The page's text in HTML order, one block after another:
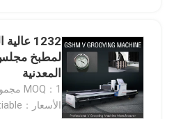
لمطبخ مجلس
المعدنية
MOQ：1 مجموعة
الأسعار：negotiable